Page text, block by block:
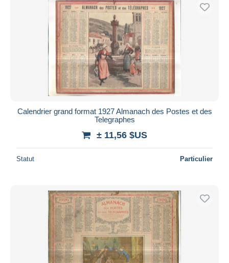
Calendrier grand format 1927 Almanach des Postes et des
Telegraphes
± 11,56 $US
Statut Particulier